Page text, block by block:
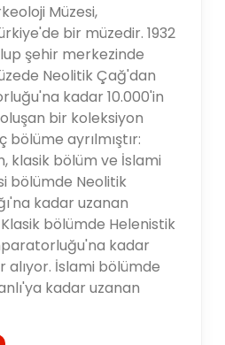
Müzesi,
bir müzedir. 1932
şehir merkezinde
Neolitik Çağ'dan
kadar 10.000'in
bir koleksiyon
bölüme ayrılmıştır:
klasik bölüm ve İslami
bölümde Neolitik
kadar uzanan
bölümde Helenistik
kadar
alıyor. İslami bölümde
kadar uzanan